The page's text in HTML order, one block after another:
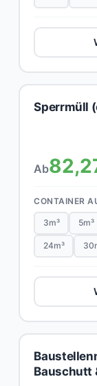
Sperrmüll
Ab
CONTAINER
3m³ 5m³
24m³
Bauschutt